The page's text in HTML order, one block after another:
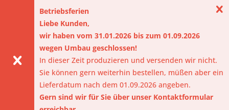
Betriebsferien
Liebe Kunden,
wir haben vom 31.01.2026 bis zum 01.09.2026
wegen Umbau geschlossen!
In dieser Zeit produzieren und versenden wir nicht.
Sie können gern weiterhin bestellen, müßen aber ein
Lieferdatum nach dem 01.09.2026 angeben.
Gern sind wir für Sie über unser Kontaktformular